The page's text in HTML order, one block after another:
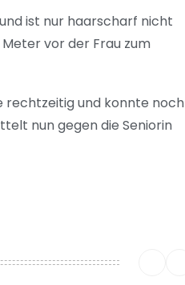
ist nur haarscharf nicht
vor der Frau zum
rechtzeitig und konnte noch
nun gegen die Seniorin